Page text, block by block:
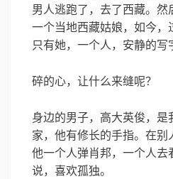
男人逃跑了，去了西藏。然
一个当地西藏姑娘，如今，
只有她，一个人，安静的写
碎的心，让什么来缝呢？
身边的男子，高大英俊，是
家，他有修长的手指。在别
他一个人弹肖邦，一个人去
说，喜欢孤独。